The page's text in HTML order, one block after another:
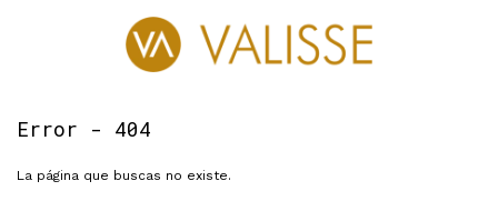
Error - 404
La página que buscas no existe.